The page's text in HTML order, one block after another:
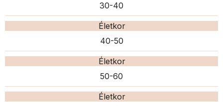
30-40
Életkor
40-50
Életkor
50-60
Életkor